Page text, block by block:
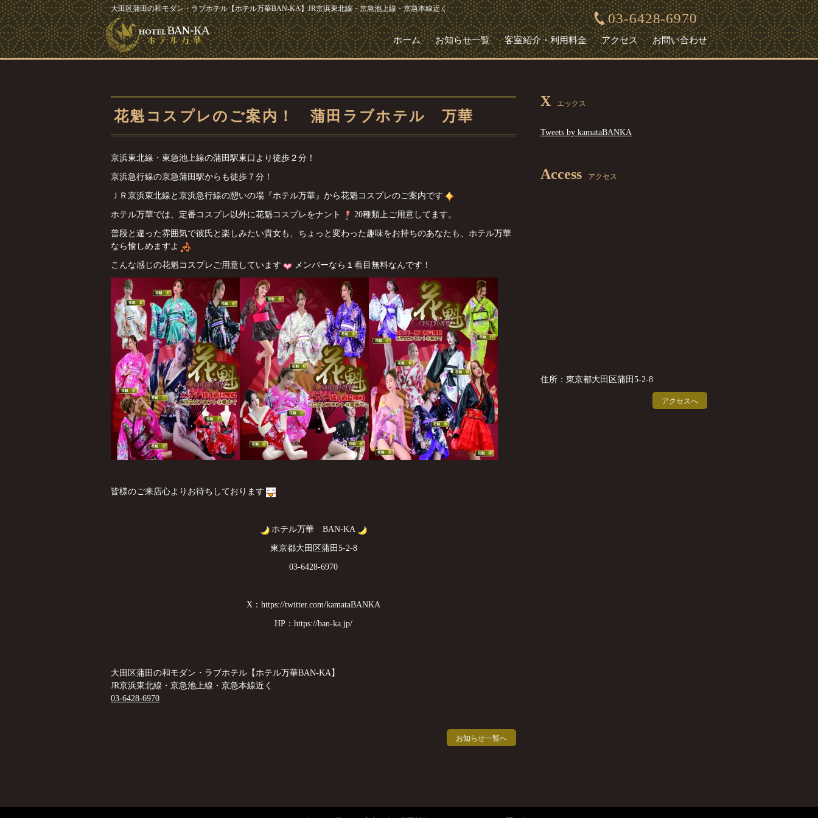
大田区蒲田の和モダン・ラブホテル【ホテル万華BAN-KA】JR京浜東北線・京急池上線・京急本線近く
03-6428-6970
ホーム お知らせ一覧 客室紹介・利用料金 アクセス お問い合わせ
花魁コスプレのご案内！ 蒲田ラブホテル 万華
京浜東北線・東急池上線の蒲田駅東口より徒歩２分！
京浜急行線の京急蒲田駅からも徒歩７分！
ＪＲ京浜東北線と京浜急行線の憩いの場『ホテル万華』から花魁コスプレのご案内です
ホテル万華では、定番コスプレ以外に花魁コスプレをナント 20種類上ご用意してます。
普段と違った雰囲気で彼氏と楽しみたい貴女も、ちょっと変わった趣味をお持ちのあなたも、ホテル万華
なら愉しめますよ
こんな感じの花魁コスプレご用意しています メンバーなら１着目無料なんです！
皆様のご来店心よりお待ちしております
ホテル万華 BAN-KA
東京都大田区蒲田5-2-8
03-6428-6970
X：https://twitter.com/kamataBANKA
HP：https://ban-ka.jp/
大田区蒲田の和モダン・ラブホテル【ホテル万華BAN-KA】
JR京浜東北線・京急池上線・京急本線近く
03-6428-6970
お知らせ一覧へ
X エックス
Tweets by kamataBANKA
Access アクセス
住所：東京都大田区蒲田5-2-8
アクセスへ